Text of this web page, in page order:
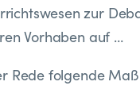
zur
Vorhaben auf …
Rede folgende